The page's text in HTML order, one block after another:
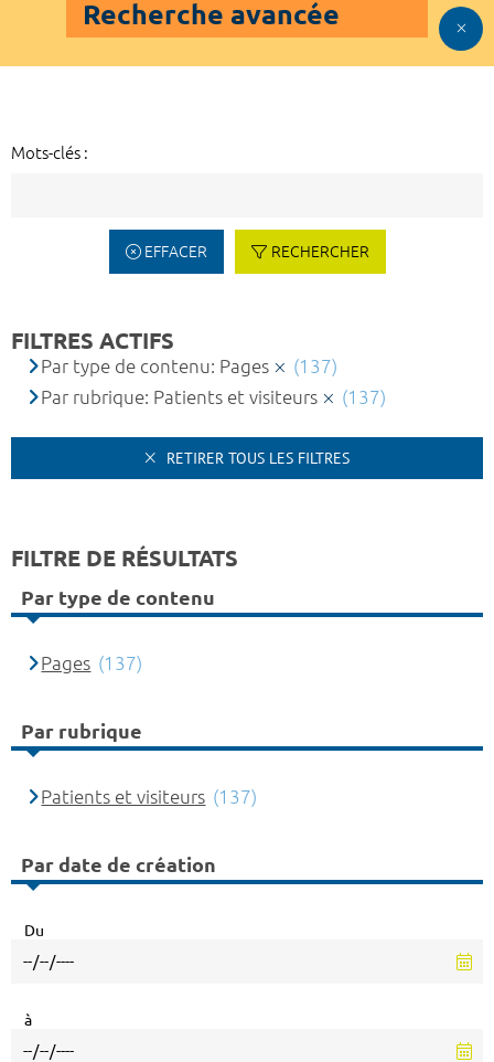
Recherche avancée
Mots-clés :
EFFACER RECHERCHER
FILTRES ACTIFS
Par type de contenu: Pages
(137)
Par rubrique: Patients et visiteurs
(137)
RETIRER TOUS LES FILTRES
FILTRE DE RÉSULTATS
Par type de contenu
Pages (137)
Par rubrique
Patients et visiteurs (137)
Par date de création
Du
à